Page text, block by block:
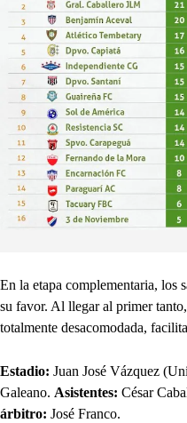
En la etapa complementaria, los
su favor. Al llegar al primer
totalmente desacomodada,
Estadio: Juan José Vázquez
Galeano. Asistentes: César
árbitro: José Franco.